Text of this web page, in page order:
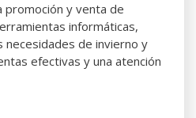
promoción y venta de
informáticas,
de invierno y
efectivas y una atención